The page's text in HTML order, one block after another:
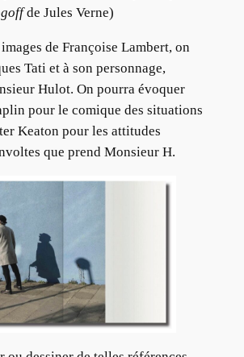
de Jules Verne)
de Françoise Lambert, on
Tati et à son personnage,
Hulot. On pourra évoquer
pour le comique des situations
Keaton pour les attitudes
que prend Monsieur H.